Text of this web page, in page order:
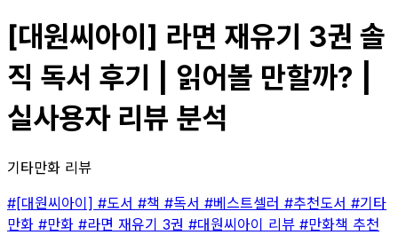
[대원씨아이] 라면 재유기 3권 솔
직 독서 후기 | 읽어볼 만할까? |
실사용자 리뷰 분석
기타만화 리뷰
#[대원씨아이] #도서 #책 #독서 #베스트셀러 #추천도서 #기타
만화 #만화 #라면 재유기 3권 #대원씨아이 리뷰 #만화책 추천